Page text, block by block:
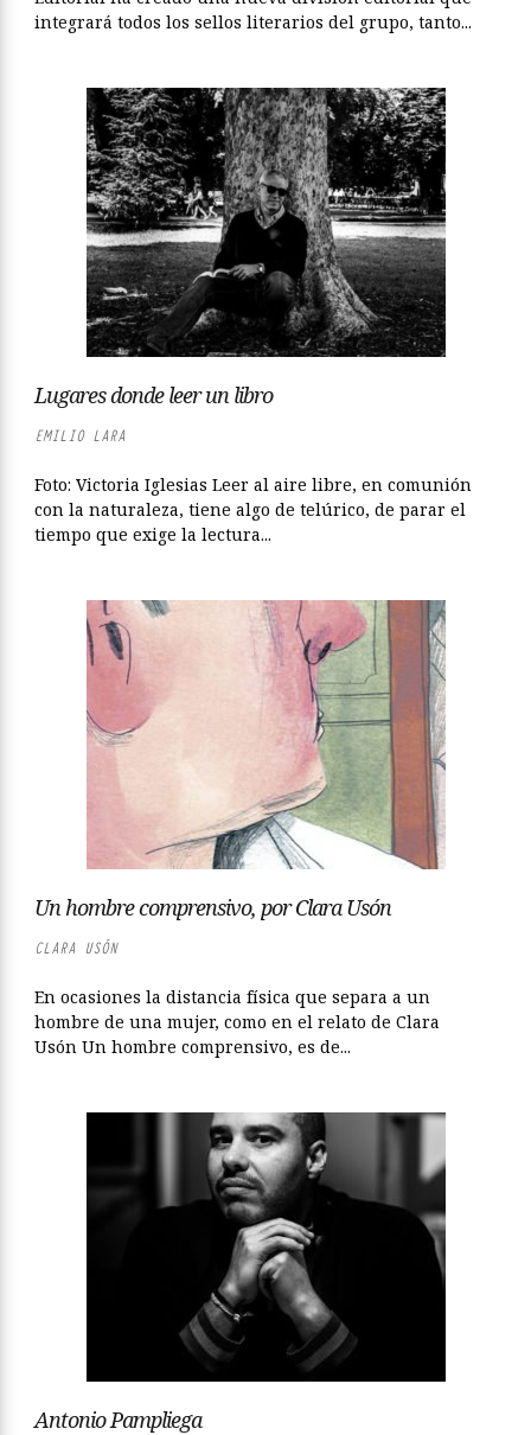
integrará todos los sellos literarios del grupo, tanto...
Lugares donde leer un libro
EMILIO LARA
Foto: Victoria Iglesias Leer al aire libre, en comunión
con la naturaleza, tiene algo de telúrico, de parar el
tiempo que exige la lectura...
Un hombre comprensivo, por Clara Usón
CLARA USÓN
En ocasiones la distancia física que separa a un
hombre de una mujer, como en el relato de Clara
Usón Un hombre comprensivo, es de...
Antonio Pampliega